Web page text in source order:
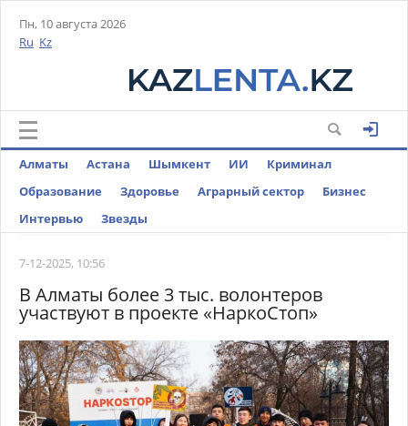
Пн, 10 августа 2026
Ru Kz
Алматы Астана Шымкент ИИ
Криминал
Образование
Здоровье Аграрный сектор
Бизнес
Интервью
Звезды
7-12-2025, 10:56
В Алматы более 3 тыс. волонтеров
участвуют в проекте «НаркоСтоп»